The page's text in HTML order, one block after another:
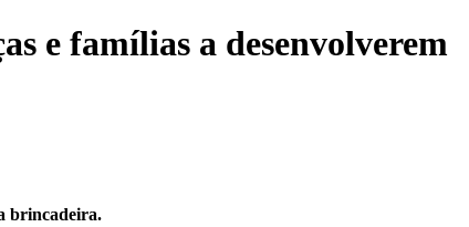
e famílias a desenvolverem
brincadeira.